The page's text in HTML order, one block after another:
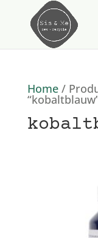
Home/